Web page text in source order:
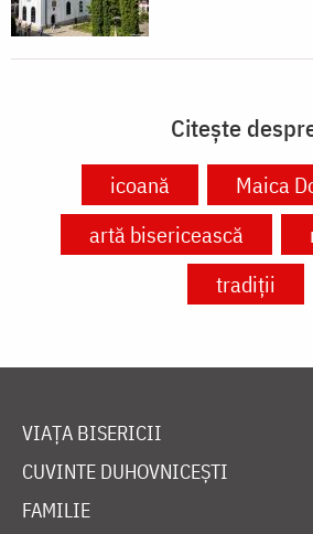
Citește
icoană
Maica
artă bisericească
tradiții
VIAȚA BISERICII
CUVINTE DUHOVNICEȘTI
FAMILIE